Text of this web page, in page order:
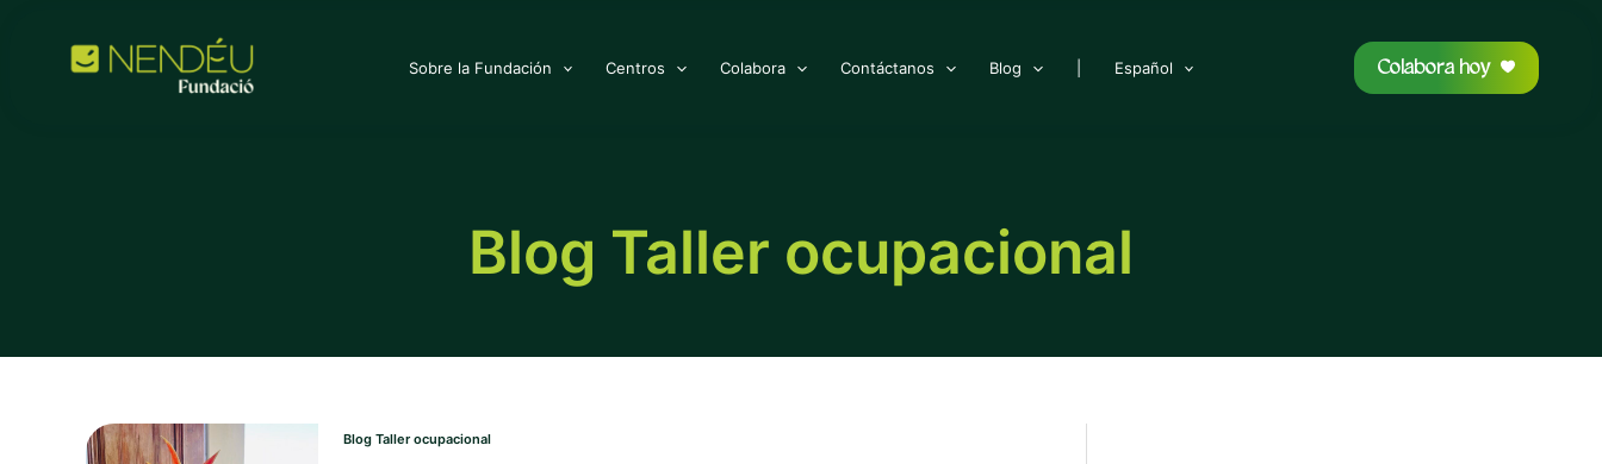
contenido
Sobre la Fundación Centros Colabora Contáctanos Blog Español Colabora hoy
Blog Taller ocupacional
Blog Taller ocupacional
de
entradas